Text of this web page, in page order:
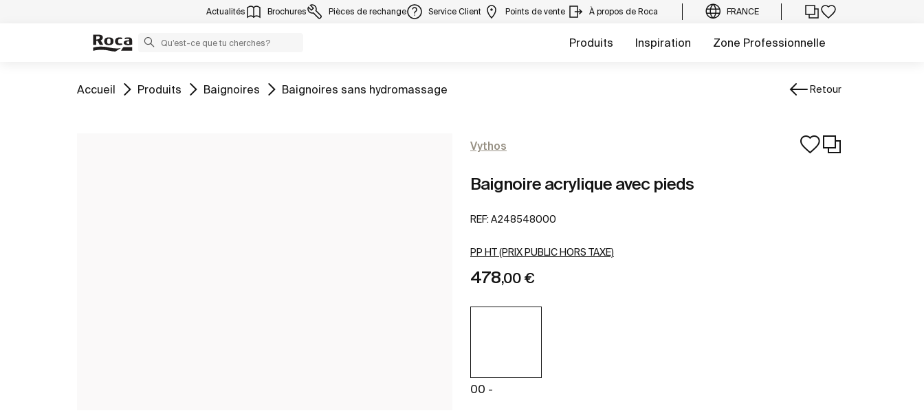
Actualités Brochures Pièces de rechange Service Client Points de vente À propos de Roca FRANCE
Produits Inspiration Zone Professionnelle
Aller à
Accueil Aller à
Produits Aller à
Baignoires Aller à
Baignoires sans hydromassage Retour
Vythos
Baignoire acrylique avec pieds
REF: A248548000
PP HT (PRIX PUBLIC HORS TAXE)
478,00 €
00 -